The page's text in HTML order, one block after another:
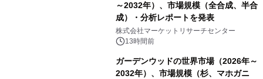
～2032年）、市場規模（全合成、半合
成）・分析レポートを発表
株式会社マーケットリサーチセンター
13時間前
ガーデンウッドの世界市場（2026年～
2032年）、市場規模（杉、マホガニ